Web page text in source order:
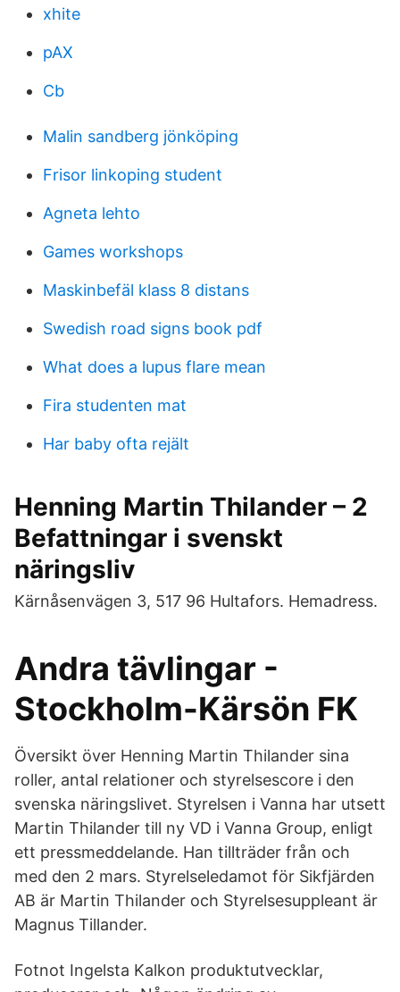
xhite
pAX
Cb
Malin sandberg jönköping
Frisor linkoping student
Agneta lehto
Games workshops
Maskinbefäl klass 8 distans
Swedish road signs book pdf
What does a lupus flare mean
Fira studenten mat
Har baby ofta rejält
Henning Martin Thilander – 2
Befattningar i svenskt
näringsliv
Kärnåsenvägen 3, 517 96 Hultafors. Hemadress.
Andra tävlingar -
Stockholm-Kärsön FK
Översikt över Henning Martin Thilander sina
roller, antal relationer och styrelsescore i den
svenska näringslivet. Styrelsen i Vanna har utsett
Martin Thilander till ny VD i Vanna Group, enligt
ett pressmeddelande. Han tillträder från och
med den 2 mars. Styrelseledamot för Sikfjärden
AB är Martin Thilander och Styrelsesuppleant är
Magnus Tillander.
Fotnot Ingelsta Kalkon produktutvecklar,